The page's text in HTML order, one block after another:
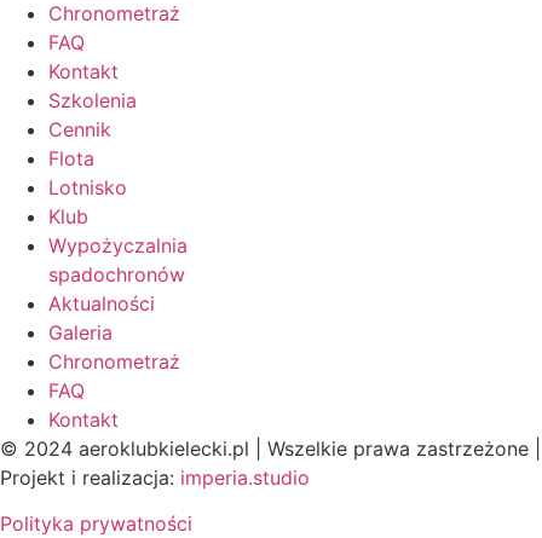
Chronometraż
FAQ
Kontakt
Szkolenia
Cennik
Flota
Lotnisko
Klub
Wypożyczalnia
spadochronów
Aktualności
Galeria
Chronometraż
FAQ
Kontakt
© 2024 aeroklubkielecki.pl | Wszelkie prawa zastrzeżone |
Projekt i realizacja: imperia.studio
Polityka prywatności